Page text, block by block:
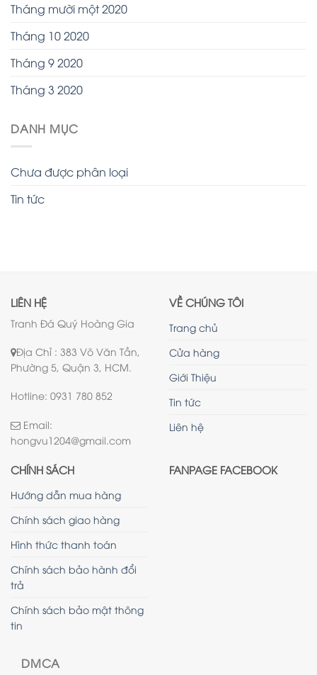
Tháng mười một 2020
Tháng 10 2020
Tháng 9 2020
Tháng 3 2020
DANH MỤC
Chưa được phân loại
Tin tức
LIÊN HỆ
Tranh Đá Quý Hoàng Gia
Địa Chỉ : 383 Võ Văn Tần,
Phường 5, Quận 3, HCM.
Hotline: 0931 780 852
Email:
hongvu1204@gmail.com
VỀ CHÚNG TÔI
Trang chủ
Cửa hàng
Giới Thiệu
Tin tức
Liên hệ
CHÍNH SÁCH
Hướng dẫn mua hàng
Chính sách giao hàng
Hình thức thanh toán
Chính sách bảo hành đổi
trả
Chính sách bảo mật thông
tin
DMCA
FANPAGE FACEBOOK